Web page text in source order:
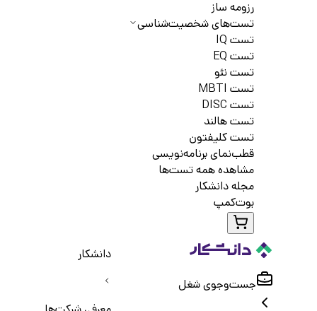
رزومه ساز
تست‌های شخصیت‌شناسی
تست IQ
تست EQ
تست نئو
تست MBTI
تست DISC
تست هالند
تست کلیفتون
قطب‌نمای برنامه‌نویسی
مشاهده همه تست‌ها
مجله دانشکار
بوت‌کمپ
جست‌و‌جوی شغل
دانشکار